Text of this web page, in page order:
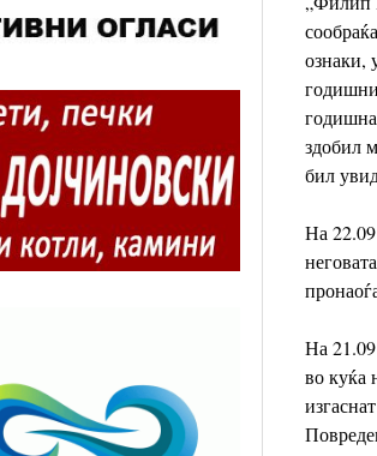
ознаки,
годишна
здобил
бил
На
На
во куќа